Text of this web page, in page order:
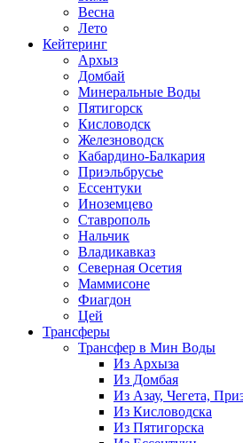
Весна
Лето
Кейтеринг
Архыз
Домбай
Минеральные Воды
Пятигорск
Кисловодск
Железноводск
Кабардино-Балкария
Приэльбрусье
Ессентуки
Иноземцево
Ставрополь
Нальчик
Владикавказ
Северная Осетия
Маммисоне
Фиагдон
Цей
Трансферы
Трансфер в Мин Воды
Из Архыза
Из Домбая
Из Азау, Чегета,
Из Кисловодска
Из Пятигорска